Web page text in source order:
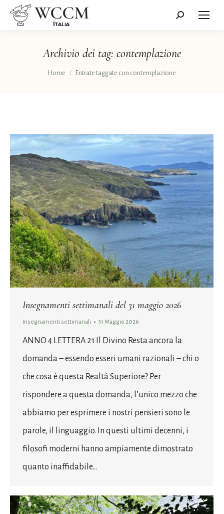
Cerca:
Archivio dei tag: contemplazione
Tu sei qui:
Home Entrate taggate con contemplazione
Insegnamenti settimanali del 31 maggio 2026
Insegnamenti settimanali 31 Maggio 2026
ANNO 4 LETTERA 21 Il Divino Resta ancora la
domanda – essendo esseri umani razionali – chi o
che cosa è questa Realtà Superiore? Per
rispondere a questa domanda, l’unico mezzo che
abbiamo per esprimere i nostri pensieri sono le
parole, il linguaggio. In questi ultimi decenni, i
filosofi moderni hanno ampiamente dimostrato
quanto inaffidabile…